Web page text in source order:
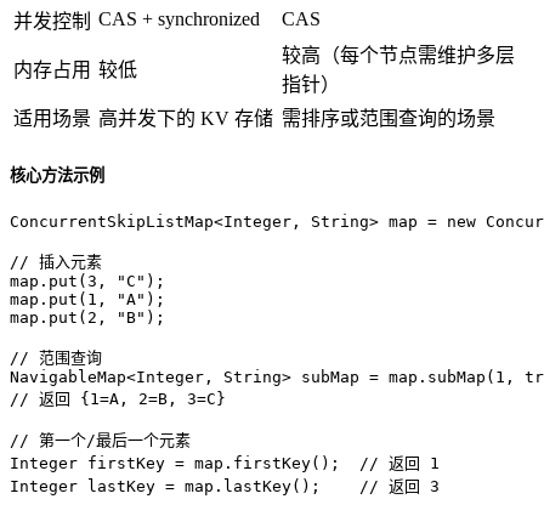
并发控制 CAS + synchronized CAS
内存占用 较低
较高（每个节点需维护多层
指针）
适用场景 高并发下的 KV 存储 需排序或范围查询的场景
核心方法示例
ConcurrentSkipListMap<Integer, String> map = new
// 插入元素
map.put( 3 , "C" );
map.put( 1 , "A" );
map.put( 2 , "B" );
// 范围查询
NavigableMap<Integer, String> subMap = map.subMap( 1 ,
// 返回 {1=A, 2=B, 3=C}
// 第一个/最后一个元素
Integer firstKey = map.firstKey();
// 返回 1
Integer
lastKey = map.lastKey(); // 返回 3